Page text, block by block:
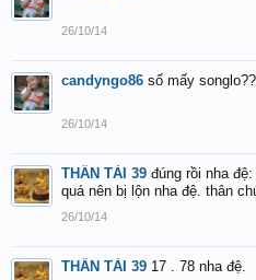
26/10/14
candyngo86 số mấy
26/10/14
THẦN TÀI 39 đúng rồi nha
quá nên bị lộn nha đệ. thân
26/10/14
THẦN TÀI 39 17 . 78 nha đệ.